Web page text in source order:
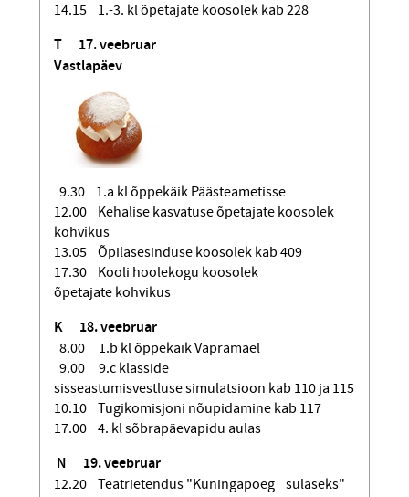
14.15 1.-3. kl õpetajate koosolek kab 228
T
17. veebruar
Vastlapäev
9.30 1.a kl õppekäik Päästeametisse
12.00 Kehalise kasvatuse õpetajate koosolek
kohvikus
13.05 Õpilasesinduse koosolek kab 409
17.30 Kooli hoolekogu koosolek
õpetajate kohvikus
K 18. veebruar
8.00 1.b kl õppekäik Vapramäel
9.00 9.c klasside
sisseastumisvestluse simulatsioon kab 110 ja 115
10.10 Tugikomisjoni nõupidamine kab 117
17.00 4. kl sõbrapäevapidu aulas
N 19. veebruar
12.20 Teatrietendus "Kuningapoeg sulaseks"